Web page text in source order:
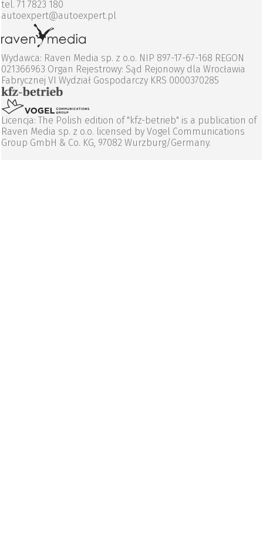
tel. 71 7823 180
autoexpert@autoexpert.pl
Wydawca: Raven Media sp. z o.o. NIP 897-17-67-168 REGON
021366963 Organ Rejestrowy: Sąd Rejonowy dla Wrocławia
Fabrycznej VI Wydział Gospodarczy KRS 0000370285
Licencja: The Polish edition of "kfz-betrieb" is a publication of
Raven Media sp. z o.o. licensed by Vogel Communications
Group GmbH & Co. KG, 97082 Wurzburg/Germany.